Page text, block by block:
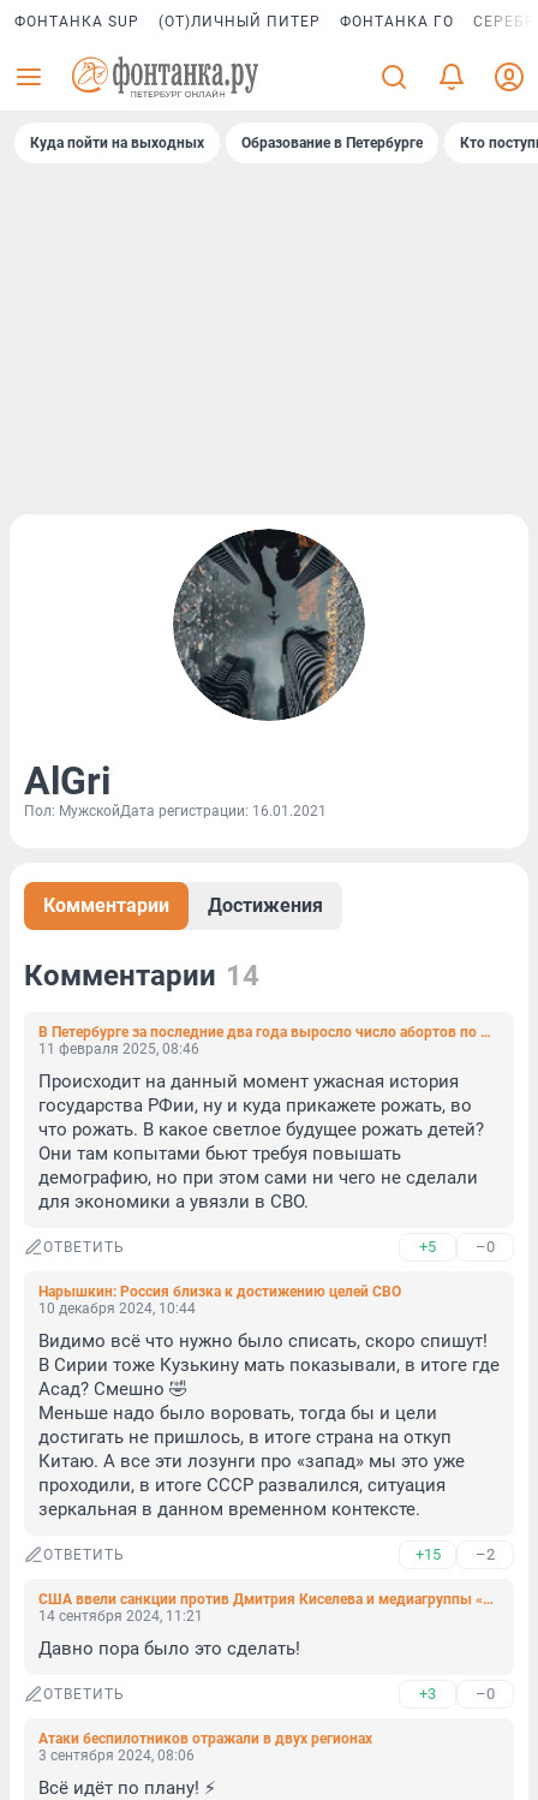
ФОНТАНКА SUP (ОТ)ЛИЧНЫЙ ПИТЕР ФОНТАНКА ГО
Куда пойти на выходных Образование в Петербурге Кто
AlGri
Пол: МужскойДата регистрации: 16.01.2021
Комментарии Достижения
Комментарии 14
В Петербурге за последние два года выросло число абортов по ОМС
11 февраля 2025, 08:46
Происходит на данный момент ужасная история
государства РФии, ну и куда прикажете рожать, во
что рожать. В какое светлое будущее рожать детей?
Они там копытами бьют требуя повышать
демографию, но при этом сами ни чего не сделали
для экономики а увязли в СВО.
ОТВЕТИТЬ +5 –0
Нарышкин: Россия близка к достижению целей СВО
10 декабря 2024, 10:44
Видимо всё что нужно было списать, скоро спишут!
В Сирии тоже Кузькину мать показывали, в итоге где
Асад? Смешно 🤣
Меньше надо было воровать, тогда бы и цели
достигать не пришлось, в итоге страна на откуп
Китаю. А все эти лозунги про «запад» мы это уже
проходили, в итоге СССР развалился, ситуация
зеркальная в данном временном контексте.
ОТВЕТИТЬ +15 –2
США ввели санкции против Дмитрия Киселева и медиагруппы «Россия сегодня»
14 сентября 2024, 11:21
Давно пора было это сделать!
ОТВЕТИТЬ +3 –0
Атаки беспилотников отражали в двух регионах
3 сентября 2024, 08:06
Всё идёт по плану! ⚡️